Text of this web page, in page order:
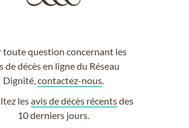
toute question concernant les
de décès en ligne du Réseau
Dignité,contactez-nous
lesavis de décès récentsdes
10 derniers jours.